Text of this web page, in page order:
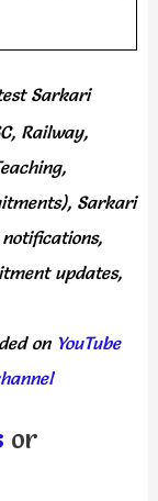
Sarkari
Railway,
Sarkari
updates,
onYouTube
or